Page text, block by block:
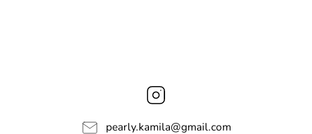
pearly.kamila@gmail.com